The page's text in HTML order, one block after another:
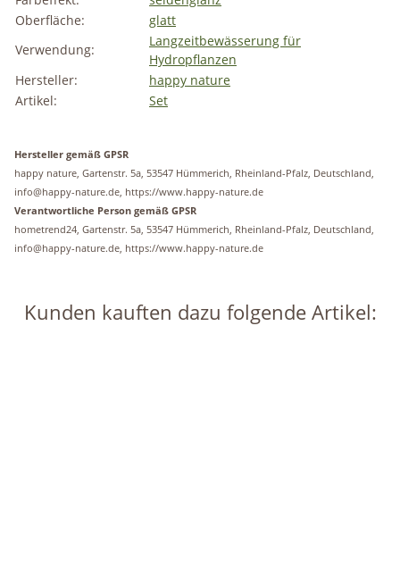
Oberfläche:
glatt
Verwendung:
Langzeitbewässerung für
Hydropflanzen
Hersteller:
happy nature
Artikel:
Set
Hersteller gemäß GPSR
happy nature, Gartenstr. 5a, 53547 Hümmerich, Rheinland-Pfalz, Deutschland,
info@happy-nature.de, https://www.happy-nature.de
Verantwortliche Person gemäß GPSR
hometrend24, Gartenstr. 5a, 53547 Hümmerich, Rheinland-Pfalz, Deutschland,
info@happy-nature.de, https://www.happy-nature.de
Kunden kauften dazu folgende Artikel: